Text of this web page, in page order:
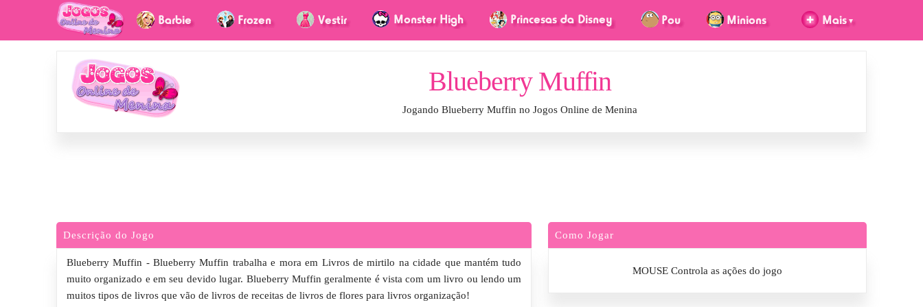
Blueberry Muffin
Jogando Blueberry Muffin no Jogos Online de Menina
Descrição do Jogo
Blueberry Muffin - Blueberry Muffin trabalha e mora em Livros de mirtilo na cidade que mantém tudo
muito organizado e em seu devido lugar. Blueberry Muffin geralmente é vista com um livro ou lendo um
muitos tipos de livros que vão de livros de receitas de livros de flores para livros organização!
Como Jogar
MOUSE Controla as ações do jogo